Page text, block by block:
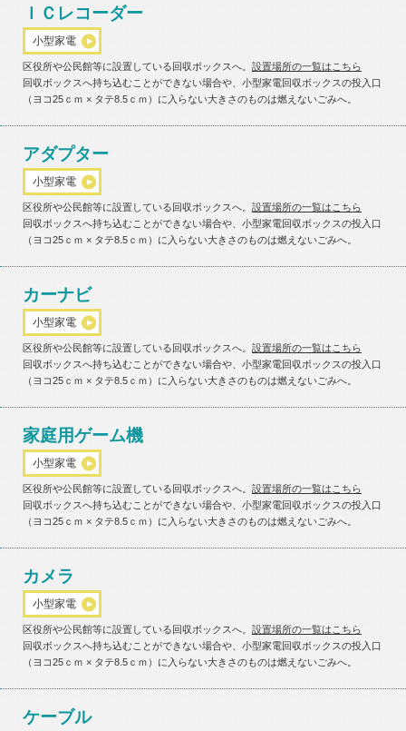
ＩＣレコーダー
小型家電
区役所や公民館等に設置している回収ボックスへ。 設置場所の一覧はこちら
回収ボックスへ持ち込むことができない場合や、小型家電回収ボックスの投入口
（ヨコ25ｃｍ × タテ8.5ｃｍ）に入らない大きさのものは燃えないごみへ。
アダプター
小型家電
区役所や公民館等に設置している回収ボックスへ。 設置場所の一覧はこちら
回収ボックスへ持ち込むことができない場合や、小型家電回収ボックスの投入口
（ヨコ25ｃｍ × タテ8.5ｃｍ）に入らない大きさのものは燃えないごみへ。
カーナビ
小型家電
区役所や公民館等に設置している回収ボックスへ。 設置場所の一覧はこちら
回収ボックスへ持ち込むことができない場合や、小型家電回収ボックスの投入口
（ヨコ25ｃｍ × タテ8.5ｃｍ）に入らない大きさのものは燃えないごみへ。
家庭用ゲーム機
小型家電
区役所や公民館等に設置している回収ボックスへ。 設置場所の一覧はこちら
回収ボックスへ持ち込むことができない場合や、小型家電回収ボックスの投入口
（ヨコ25ｃｍ × タテ8.5ｃｍ）に入らない大きさのものは燃えないごみへ。
カメラ
小型家電
区役所や公民館等に設置している回収ボックスへ。 設置場所の一覧はこちら
回収ボックスへ持ち込むことができない場合や、小型家電回収ボックスの投入口
（ヨコ25ｃｍ × タテ8.5ｃｍ）に入らない大きさのものは燃えないごみへ。
ケーブル